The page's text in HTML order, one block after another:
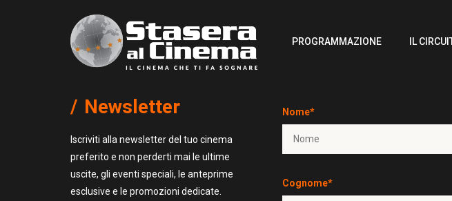
PROGRAMMAZIONE IL
Newsletter
Iscriviti alla newsletter del tuo cinema
preferito e non perderti mai le ultime
uscite, gli eventi speciali, le anteprime
esclusive e le promozioni dedicate.
Nome*
Cognome*